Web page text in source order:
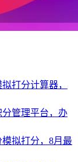
打分计算器，
分管理平台，办
模拟打分，8月最